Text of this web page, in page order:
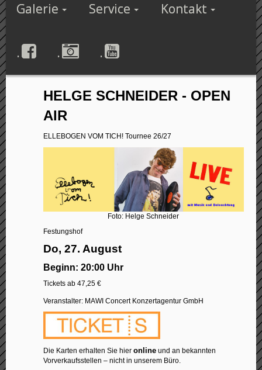
Galerie Service Kontakt
. . .
HELGE SCHNEIDER - OPEN
AIR
ELLEBOGEN VOM TICH! Tournee 26/27
Foto: Helge Schneider
Festungshof
Do, 27. August
Beginn: 20:00 Uhr
Tickets ab 47,25 €
Veranstalter: MAWI Concert Konzertagentur GmbH
Die Karten erhalten Sie hieronline und an bekannten
Vorverkaufsstellen – nicht in unserem Büro.